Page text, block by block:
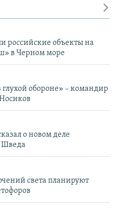
объекты на
в Черном море
обороне» – командир
о новом деле
Шведа
света планируют